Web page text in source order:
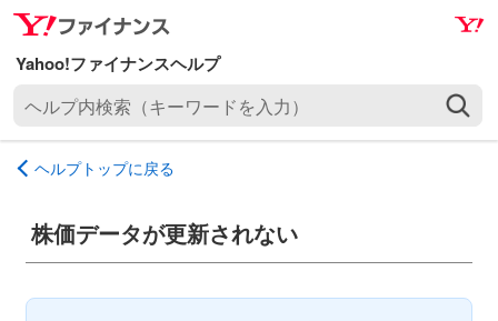
ナ
ビ
ゲ
ー
ョ
ン
キ
メ
イ
ン
コ
テ
ン
ス
プ
内
（
ー
ヘルプトップに戻る
株価データが更新されない